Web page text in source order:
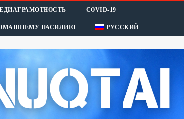
COVID-19
НАСИЛИЮ РУССКИЙ